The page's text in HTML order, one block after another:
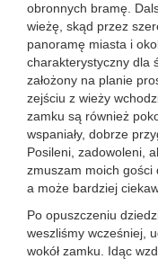
obronnych bramę.
wieżę, skąd przez
panoramę miasta i
charakterystyczny dla
założony na planie
zejściu z wieży
zamku są również
wspaniały, dobrze
Posileni, zadowoleni,
zmuszam moich gości
a może bardziej
Po opuszczeniu
weszliśmy wcześniej,
wokół zamku. Idąc